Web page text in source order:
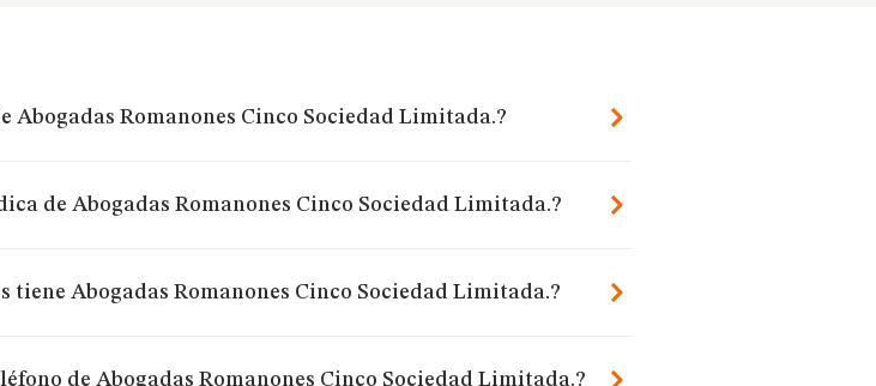
Abogadas Romanones Cinco Sociedad Limitada.?
de Abogadas Romanones Cinco Sociedad Limitada.?
tiene Abogadas Romanones Cinco Sociedad Limitada.?
de Abogadas Romanones Cinco Sociedad Limitada.?